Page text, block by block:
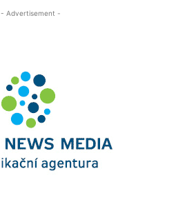
- Advertisement -